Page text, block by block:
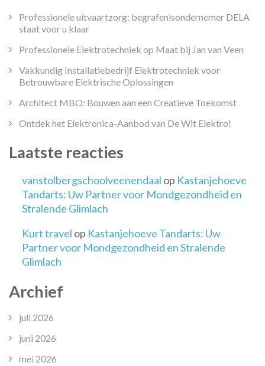
Professionele uitvaartzorg: begrafenisondernemer DELA
staat voor u klaar
Professionele Elektrotechniek op Maat bij Jan van Veen
Vakkundig Installatiebedrijf Elektrotechniek voor
Betrouwbare Elektrische Oplossingen
Architect MBO: Bouwen aan een Creatieve Toekomst
Ontdek het Elektronica-Aanbod van De Wit Elektro!
Laatste reacties
vanstolbergschoolveenendaal op Kastanjehoeve
Tandarts: Uw Partner voor Mondgezondheid en
Stralende Glimlach
Kurt travel op Kastanjehoeve Tandarts: Uw
Partner voor Mondgezondheid en Stralende
Glimlach
Archief
juli 2026
juni 2026
mei 2026